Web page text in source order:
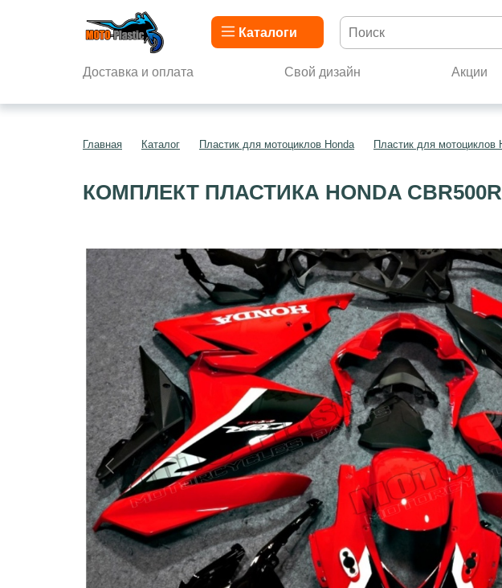
Каталоги
Доставка и оплата Свой дизайн Акции
Главная Каталог Пластик для мотоциклов Honda Пластик для мотоциклов
КОМПЛЕКТ ПЛАСТИКА HONDA